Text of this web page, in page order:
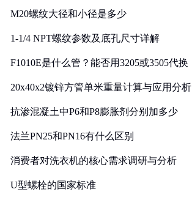
M20螺纹大径和小径是多少
1-1/4 NPT螺纹参数及底孔尺寸详解
F1010E是什么管？能否用3205或3505代换
20x40x2镀锌方管单米重量计算与应用分析
抗渗混凝土中P6和P8膨胀剂分别加多少
法兰PN25和PN16有什么区别
消费者对洗衣机的核心需求调研与分析
U型螺栓的国家标准